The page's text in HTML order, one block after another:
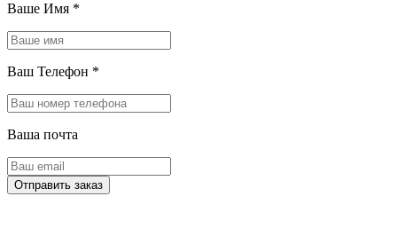
Ваше Имя *
Ваш Телефон *
Ваша почта